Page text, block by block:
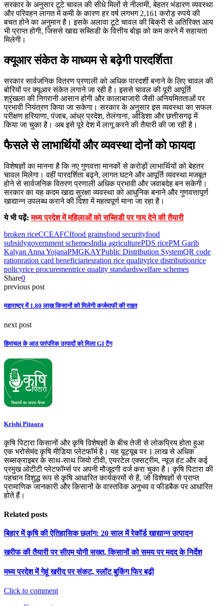
सरकार के अनुसार टूटे चावल की सीधे मिलों से नीलामी, बेहतर भंडारण व्यवस्था
और परिवहन लागत में कमी के कारण हर वर्ष लगभग 2,161 करोड़ रुपये की
बचत होने का अनुमान है। इसके अलावा टूटे चावल की बिक्री से अतिरिक्त आय
भी प्राप्त होगी, जिससे खाद्य सब्सिडी के वित्तीय बोझ को कम करने में सहायता
मिलेगी।
क्यूआर संकेत के माध्यम से बढ़ेगी पारदर्शिता
सरकार सार्वजनिक वितरण प्रणाली को अधिक पारदर्शी बनाने के लिए चावल की
बोरियों पर क्यूआर संकेत लगाने जा रही है। इससे चावल की पूरी आपूर्ति
श्रृंखला की निगरानी आसान होगी और कालाबाजारी जैसी अनियमितताओं पर
प्रभावी नियंत्रण किया जा सकेगा। सरकार के अनुसार इस व्यवस्था का सफल
परीक्षण हरियाणा, पंजाब, आंध्र प्रदेश, तेलंगाना, ओडिशा और छत्तीसगढ़ में
किया जा चुका है। अब इसे पूरे देश में लागू करने की तैयारी की जा रही है।
फैसले से लाभार्थियों और व्यवस्था दोनों को फायदा
विशेषज्ञों का मानना है कि नए गुणवत्ता मानकों से करोड़ों लाभार्थियों को बेहतर
चावल मिलेगा। वहीं पारदर्शिता बढ़ने, लागत घटने और आपूर्ति व्यवस्था मजबूत
होने से सार्वजनिक वितरण प्रणाली अधिक प्रभावी और जवाबदेह बन सकेगी।
सरकार का यह कदम खाद्य सुरक्षा व्यवस्था को आधुनिक बनाने और गुणवत्तापूर्ण
खाद्यान्न उपलब्ध कराने की दिशा में महत्वपूर्ण माना जा रहा है।
ये भी पढ़ें:मध्य प्रदेश में महिलाओं को सब्सिडी पर गाय देने की तैयारी
broken riceCCEAFCIfood grainsfood securityfood
subsidygovernment schemesIndia agriculturePDS ricePM Garib
Kalyan Anna YojanaPMGKAYPublic Distribution SystemQR code
rationration card beneficiariesration rice qualityrice distributionrice
policyrice procurementrice quality standardswelfare schemes
Share0
previous post
महाराष्ट्र में 1.80 लाख किसानों को मिलेगी कर्जमाफी की राहत
next post
हिमाचल के आठ पारंपरिक उत्पादों को मिला GI टैग
Krishi Pitaara
कृषि पिटारा किसानों और कृषि विशेषज्ञों के बीच तेजी से लोकप्रिय होता हुआ
एक भरोसेमंद कृषि मीडिया प्लेटफॉर्म है। यह यूट्यूब पर 1 लाख से अधिक
सब्सक्राइबर के साथ-साथ जियो टीवी, एयरटेल एक्सट्रीम, न्यूज़ हंट और कई
प्रमुख ओटीटी प्लेटफॉर्म्स पर अपनी मौजूदगी दर्ज करा चुका है। कृषि पिटारा की
पहचान विशुद्ध रूप से कृषि आधारित कार्यक्रमों से है, जो विशेषज्ञों से प्राप्त
प्रामाणिक जानकारी और किसानों के वास्तविक अनुभव व फीडबैक पर आधारित
होते हैं।
Related posts
बिहार में कृषि की ऐतिहासिक छलांग: 20 साल में रेकॉर्ड खाद्यान्न उत्पादन
खरीफ की तैयारी पर सीएम योगी सख्त, किसानों को समय पर मदद के निर्देश
मध्य प्रदेश में गेहूं खरीद पर संकट, स्लॉट बुकिंग फिर बढ़ी
Click to comment